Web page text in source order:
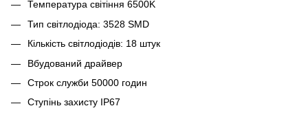
Температура світіння 6500K
Тип світлодіода: 3528 SMD
Кількість світлодіодів: 18 штук
Вбудований драйвер
Строк служби 50000 годин
Ступінь захисту IP67